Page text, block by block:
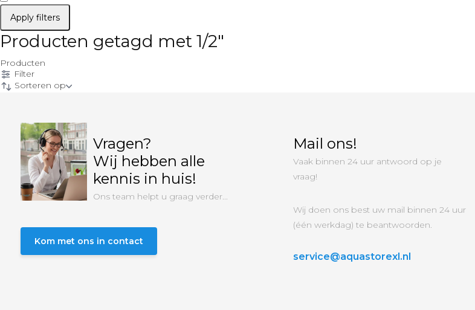
Apply filters
Producten getagd met 1/2"
Producten
Filter
Sorteren op
Vragen?
Wij hebben alle
kennis in huis!
Ons team helpt u graag verder...
Kom met ons in contact
Mail ons!
Vaak binnen 24 uur antwoord op je
vraag!
Wij doen ons best uw mail binnen 24 uur
(één werkdag) te beantwoorden.
service@aquastorexl.nl